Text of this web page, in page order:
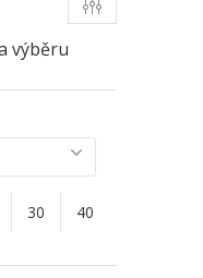
výběru
30 40